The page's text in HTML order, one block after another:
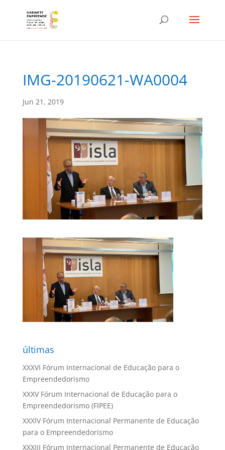
IMG-20190621-WA0004
Jun 21, 2019
últimas
XXXVI Fórum Internacional de Educação para o
Empreendedorismo
XXXV Fórum Internacional de Educação para o
Empreendedorismo (FIPEE)
XXXIV Fórum Internacional Permanente de Educação
para o Empreendedorismo
XXXIII Fórum Internacional Permanente de Educação